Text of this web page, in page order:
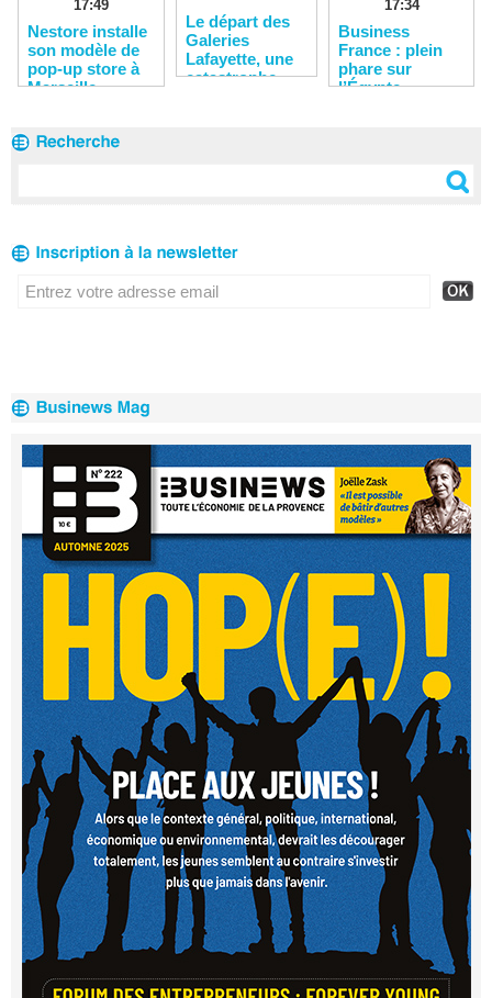
17:49
Nestore installe
son modèle de
pop-up store à
Marseille
​Le départ des
Galeries
Lafayette, une
catastrophe
17:34
​Business
France : plein
phare sur
l’Égypte